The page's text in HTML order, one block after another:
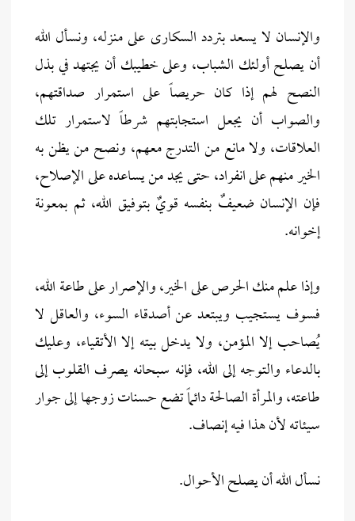
والإنسان لا يسعد بتردد السكارى على منزله، ونسأل الله
أن يصلح أولئك الشباب، وعلى خطيبك أن يجتهد في بذل
النصح لهم إذا كان حريصاً على استمرار صداقتهم،
والصواب أن يجعل استجابتهم شرطاً لاستمرار تلك
العلاقات، ولا مانع من التدرج معهم، ونصح من يظن به
الخير منهم على انفراد، حتى يجد من يساعده على الإصلاح،
فإن الإنسان ضعيفٌ بنفسه قويٌ بتوفيق الله، ثم بمعونة
إخوانه.
وإذا علم منك الحرص على الخير، والإصرار على طاعة الله،
فسوف يستجيب ويبتعد عن أصدقاء السوء، والعاقل لا
يُصاحب إلا المؤمن، ولا يدخل بيته إلا الأتقياء، وعليك
بالدعاء والتوجه إلى الله، فإنه سبحانه يصرف القلوب إلى
طاعته، والمرأة الصالحة دائماً تضع حسنات زوجها إلى جوار
سيئاته لأن هذا فيه إنصاف.
نسأل الله أن يصلح الأحوال.